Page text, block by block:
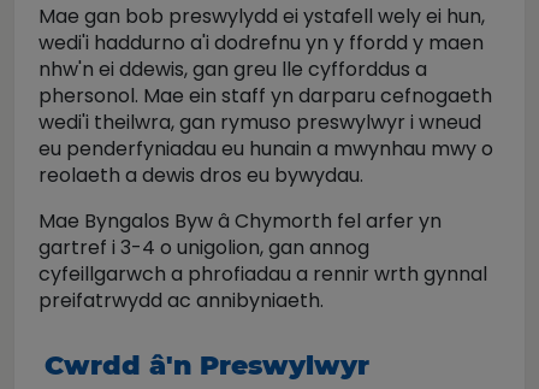
Mae gan bob preswylydd ei ystafell wely ei hun,
wedi'i haddurno a'i dodrefnu yn y ffordd y maen
nhw'n ei ddewis, gan greu lle cyfforddus a
phersonol. Mae ein staff yn darparu cefnogaeth
wedi'i theilwra, gan rymuso preswylwyr i wneud
eu penderfyniadau eu hunain a mwynhau mwy o
reolaeth a dewis dros eu bywydau.
Mae Byngalos Byw â Chymorth fel arfer yn
gartref i 3-4 o unigolion, gan annog
cyfeillgarwch a phrofiadau a rennir wrth gynnal
preifatrwydd ac annibyniaeth.
Cwrdd â'n Preswylwyr